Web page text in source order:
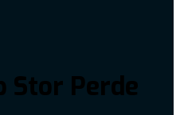
Stor Perde